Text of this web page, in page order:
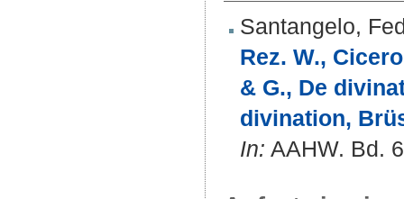
Santangelo,
Rez. W.,
& G., De
divination,
In: AAHW. Bd.